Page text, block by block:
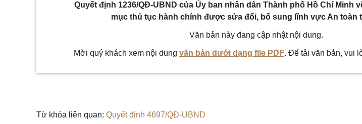
Quyết định 1236/QĐ-UBND của Ủy ban nhân dân Thành phố Hồ Chí Minh
mục thủ tục hành chính được sửa đổi, bổ sung lĩnh vực An toàn
Văn bản này đang cập nhật nội dung.
Mời quý khách xem nội dung văn bản dưới dạng file PDF. Để tải văn bản, vui
Từ khóa liên quan: Quyết định 4697/QĐ-UBND